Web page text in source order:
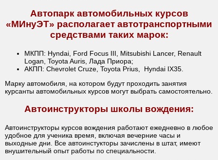
Автопарк автомобильных курсов
«МИнуЭТ» располагает автотранспортными
средствами таких марок:
МКПП: Hyndai, Ford Focus III, Mitsubishi Lancer, Renault
Logan, Toyota Auris, Лада Приора;
АКПП: Chevrolet Cruze, Toyota Prius, Hyndai IX35.
Марку автомобиля, на котором будут проходить занятия
курсанты автомобильных курсов могут выбрать самостоятельно.
Автоинструкторы школы вождения:
Автоинструкторы курсов вождения работают ежедневно в любое
удобное для ученика время, включая вечерние часы и
выходные дни. Все автоинстукторы зачислены в штат, имеют
внушительный опыт работы по специальности.